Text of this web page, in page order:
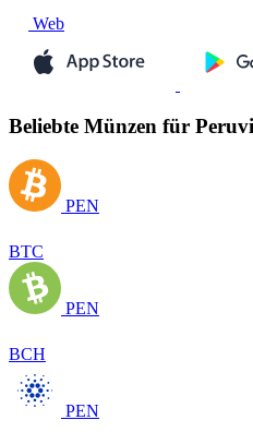
Web
Beliebte Münzen für
PEN
BTC
PEN
BCH
PEN